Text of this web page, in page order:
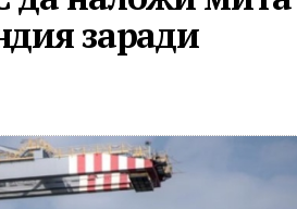
заради